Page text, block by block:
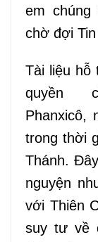
em chúng
chờ đợi
Tài liệu hỗ
quyền
Phanxicô,
trong thời
Thánh. Đây
nguyện
với Thiên
suy tư về